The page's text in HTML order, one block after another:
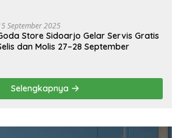
September 2025
Store Sidoarjo Gelar Servis Gratis
dan Molis 27–28 September
Selengkapnya